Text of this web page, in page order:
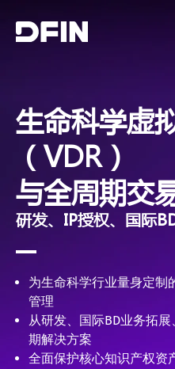
生命科学虚
（VDR）
与全周期交
研发、IP授权、国际
为生命科学行业量身定制
管理
从研发、国际BD业务拓
期解决方案
全面保护核心知识产权资